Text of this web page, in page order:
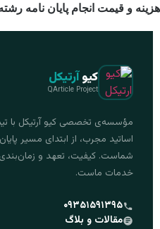
هزینه و قیمت انجام پایان نامه
کیوآرتیکل
QArticle Project
مؤسسه‌ی تخصصی کیو آرتیکل با
اساتید مجرب، از ابتدای مسیر
شماست. کیفیت، تعهد و
خدمات ماست.
۰۹۳۵۱۵۹۱۳۹۵
مقالات و بلاگ